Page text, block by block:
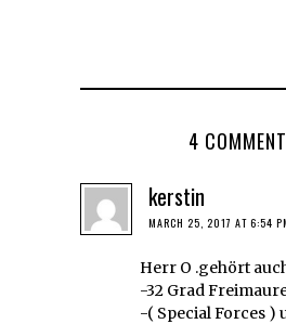
4
kerstin
MARCH 25, 2017 AT 6:54
Herr O .gehört
-32 Grad
-( Special Forces )